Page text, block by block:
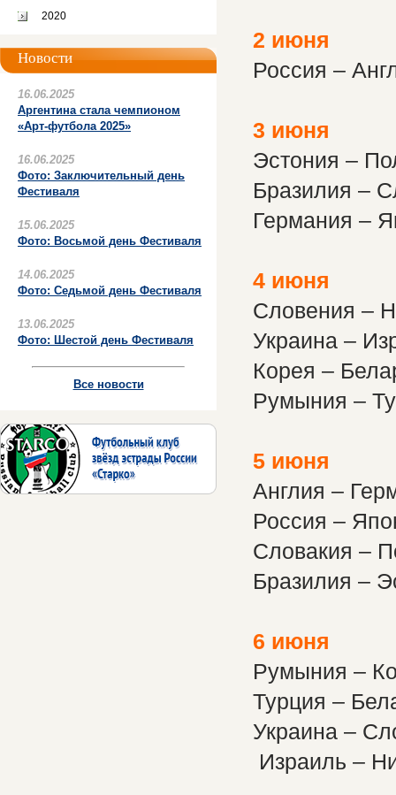
2020
Новости
16.06.2025
Аргентина стала чемпионом
«Арт-футбола 2025»
16.06.2025
Фото: Заключительный день
Фестиваля
15.06.2025
Фото: Восьмой день Фестиваля
14.06.2025
Фото: Седьмой день Фестиваля
13.06.2025
Фото: Шестой день Фестиваля
Все новости
2 июня
Россия –
3 июня
Эстония –
Бразилия –
Германия –
4 июня
Словения –
Украина –
Корея –
Румыния –
5 июня
Англия –
Россия –
Словакия –
Бразилия –
6 июня
Румыния –
Турция –
Украина –
Израиль –